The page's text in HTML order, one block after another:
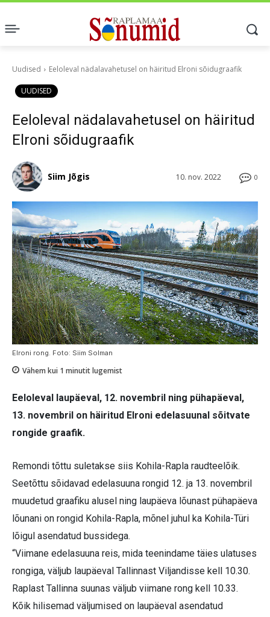
Uudised Eeloleval nädalavahetusel on häiritud Elroni sõidugraafik
UUDISED
Eeloleval nädalavahetusel on häiritud
Elroni sõidugraafik
0
10. nov. 2022
Siim Jõgis
Elroni rong. Foto: Siim Solman
Vähem kui 1 minutit lugemist
Eeloleval laupäeval, 12. novembril ning pühapäeval,
13. novembril on häiritud Elroni edelasuunal sõitvate
rongide graafik.
Remondi tõttu suletakse siis Kohila-Rapla raudteelõik.
Seetõttu sõidavad edelasuuna rongid 12. ja 13. novembril
muudetud graafiku alusel ning laupäeva lõunast pühapäeva
lõunani on rongid Kohila-Rapla, mõnel juhul ka Kohila-Türi
lõigul asendatud bussidega.
“Viimane edelasuuna reis, mida teenindame täies ulatuses
rongiga, väljub laupäeval Tallinnast Viljandisse kell 10.30.
Raplast Tallinna suunas väljub viimane rong kell 10.33.
Kõik hilisemad väljumised on laupäeval asendatud